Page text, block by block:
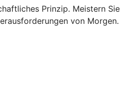
Prinzip. Meistern Sie
von Morgen.